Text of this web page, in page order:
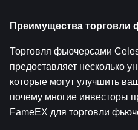
Преимущества торговли
Торговля фьючерсами
предоставляет несколько
которые могут улучшить
почему многие инвесторы
FameEX для торговли